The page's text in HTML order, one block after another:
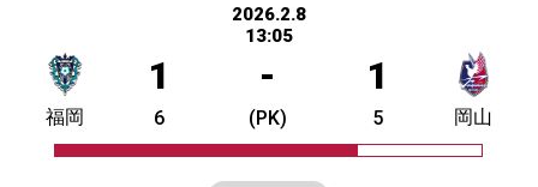
2026.2.8
13:05
1 - 1
福岡 6 (PK) 5 岡山